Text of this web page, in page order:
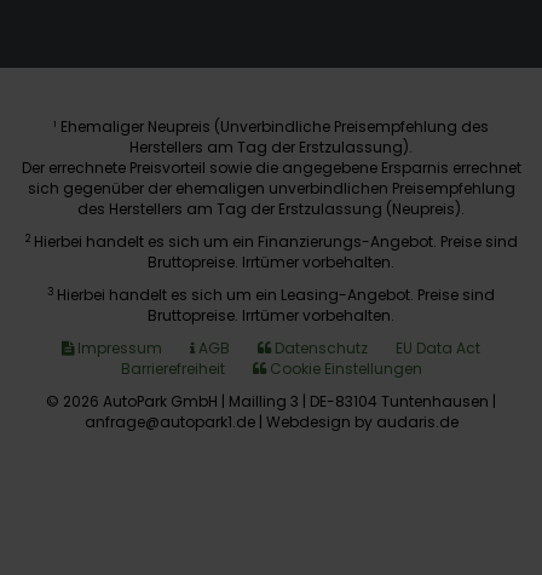
1 Ehemaliger Neupreis (Unverbindliche Preisempfehlung des
Herstellers am Tag der Erstzulassung).
Der errechnete Preisvorteil sowie die angegebene Ersparnis errechnet
sich gegenüber der ehemaligen unverbindlichen Preisempfehlung
des Herstellers am Tag der Erstzulassung (Neupreis).
2 Hierbei handelt es sich um ein Finanzierungs-Angebot. Preise sind
Bruttopreise. Irrtümer vorbehalten.
3 Hierbei handelt es sich um ein Leasing-Angebot. Preise sind
Bruttopreise. Irrtümer vorbehalten.
Impressum
AGB Datenschutz
EU Data Act
Barrierefreiheit
Cookie Einstellungen
© 2026 AutoPark GmbH | Mailling 3 | DE-83104 Tuntenhausen |
anfrage@autopark1.de | Webdesign by audaris.de